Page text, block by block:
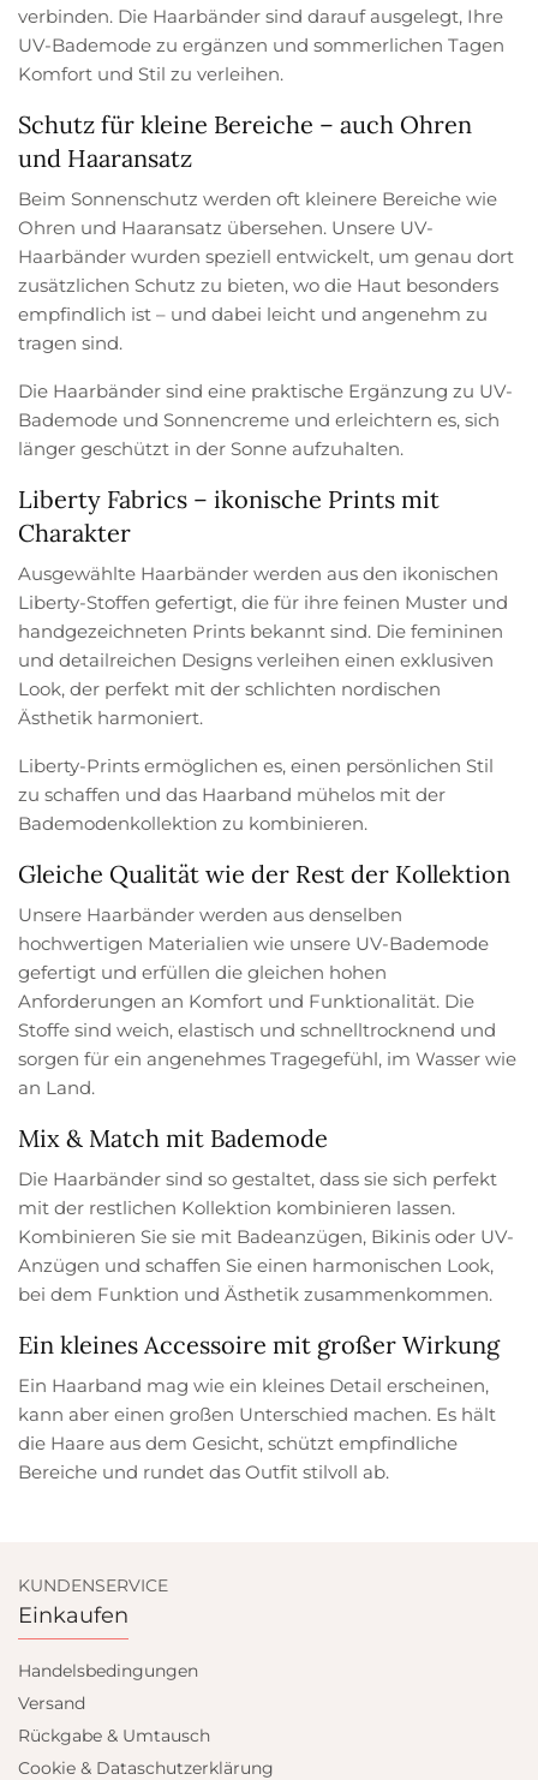
verbinden. Die Haarbänder sind darauf ausgelegt, Ihre
UV-Bademode zu ergänzen und sommerlichen Tagen
Komfort und Stil zu verleihen.
Schutz für kleine Bereiche – auch Ohren
und Haaransatz
Beim Sonnenschutz werden oft kleinere Bereiche wie
Ohren und Haaransatz übersehen. Unsere UV-
Haarbänder wurden speziell entwickelt, um genau dort
zusätzlichen Schutz zu bieten, wo die Haut besonders
empfindlich ist – und dabei leicht und angenehm zu
tragen sind.
Die Haarbänder sind eine praktische Ergänzung zu UV-
Bademode und Sonnencreme und erleichtern es, sich
länger geschützt in der Sonne aufzuhalten.
Liberty Fabrics – ikonische Prints mit
Charakter
Ausgewählte Haarbänder werden aus den ikonischen
Liberty-Stoffen gefertigt, die für ihre feinen Muster und
handgezeichneten Prints bekannt sind. Die femininen
und detailreichen Designs verleihen einen exklusiven
Look, der perfekt mit der schlichten nordischen
Ästhetik harmoniert.
Liberty-Prints ermöglichen es, einen persönlichen Stil
zu schaffen und das Haarband mühelos mit der
Bademodenkollektion zu kombinieren.
Gleiche Qualität wie der Rest der Kollektion
Unsere Haarbänder werden aus denselben
hochwertigen Materialien wie unsere UV-Bademode
gefertigt und erfüllen die gleichen hohen
Anforderungen an Komfort und Funktionalität. Die
Stoffe sind weich, elastisch und schnelltrocknend und
sorgen für ein angenehmes Tragegefühl, im Wasser wie
an Land.
Mix & Match mit Bademode
Die Haarbänder sind so gestaltet, dass sie sich perfekt
mit der restlichen Kollektion kombinieren lassen.
Kombinieren Sie sie mit Badeanzügen, Bikinis oder UV-
Anzügen und schaffen Sie einen harmonischen Look,
bei dem Funktion und Ästhetik zusammenkommen.
Ein kleines Accessoire mit großer Wirkung
Ein Haarband mag wie ein kleines Detail erscheinen,
kann aber einen großen Unterschied machen. Es hält
die Haare aus dem Gesicht, schützt empfindliche
Bereiche und rundet das Outfit stilvoll ab.
KUNDENSERVICE
Einkaufen
Handelsbedingungen
Versand
Rückgabe & Umtausch
Cookie & Dataschutzerklärung